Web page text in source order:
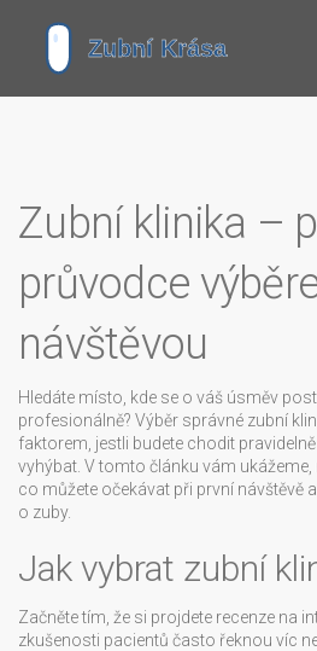
Zubní klinika –
průvodce
návštěvou
Hledáte místo, kde se o váš úsměv
profesionálně? Výběr správné zubní
faktorem, jestli budete chodit
vyhýbat. V tomto článku vám ukážeme,
co můžete očekávat při první návštěvě
o zuby.
Jak vybrat zubní
Začněte tím, že si projdete recenze na
zkušenosti pacientů často řeknou víc